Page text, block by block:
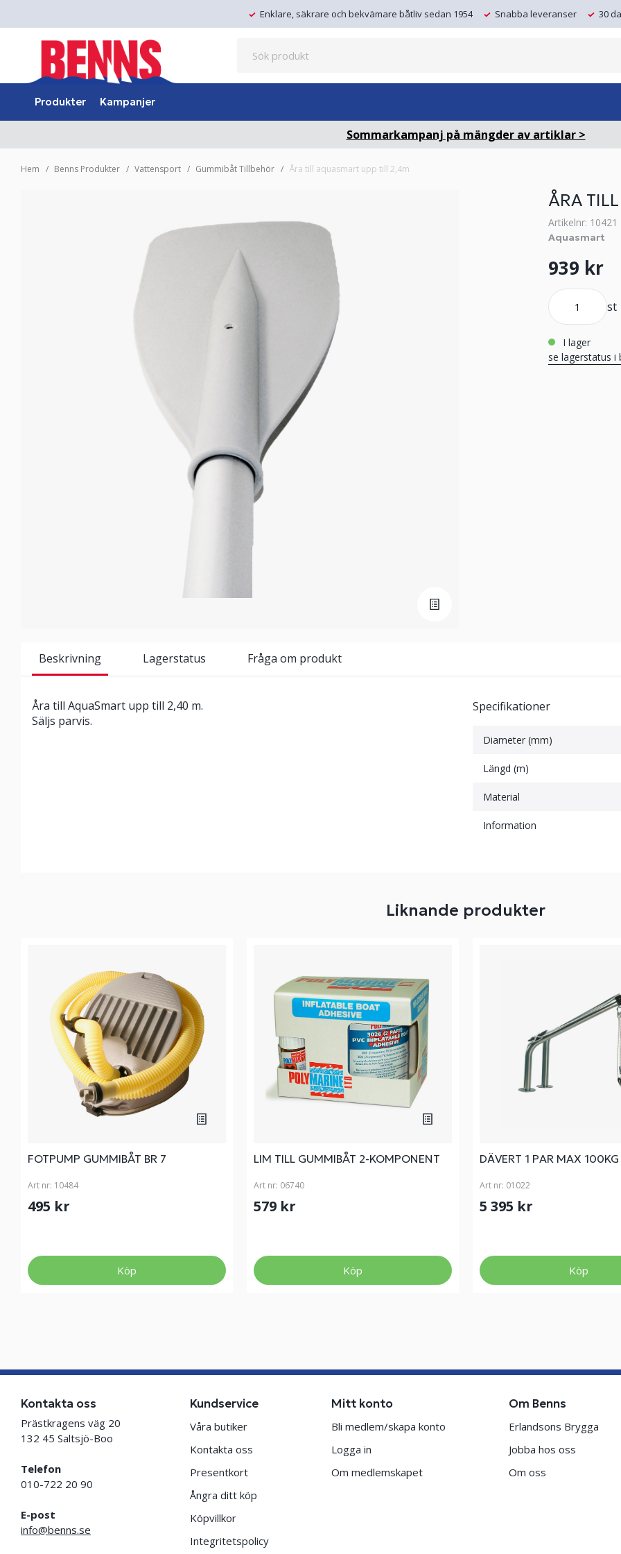
Enklare, säkrare och bekvämare båtliv sedan 1954 Snabba leveranser 30
Produkter Kampanjer
Sommarkampanj på mängder av artiklar >
Hem Benns Produkter Vattensport Gummibåt Tillbehör Åra till aquasmart upp till 2,4m
ÅRA
Artikelnr: 10421
Aquasmart
939 kr
st
i lager
se lagerstatus i
Beskrivning Lagerstatus Fråga om produkt
Åra till AquaSmart upp till 2,40 m.
Säljs parvis.
Specifikationer
Diameter (mm)
Längd (m)
Material
Information
Liknande produkter
FOTPUMP GUMMIBÅT BR 7
Art nr: 10484
495 kr
Köp
LIM TILL GUMMIBÅT 2-KOMPONENT
Art nr: 06740
579 kr
Köp
DÄVERT 1 PAR MAX 100KG
Art nr: 01022
5 395 kr
Köp
Kontakta oss
Prästkragens väg 20
132 45 Saltsjö-Boo
Telefon
010-722 20 90
E-post
info@benns.se
Kundservice
Våra butiker
Kontakta oss
Presentkort
Ångra ditt köp
Köpvillkor
Integritetspolicy
Mitt konto
Bli medlem/skapa konto
Logga in
Om medlemskapet
Om Benns
Erlandsons Brygga
Jobba hos oss
Om oss